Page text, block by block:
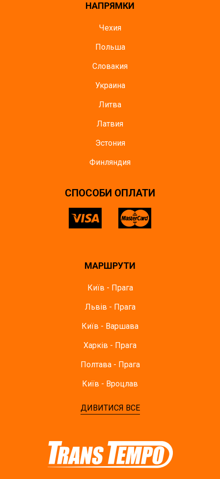
НАПРЯМКИ
Чехия
Польша
Словакия
Украина
Литва
Латвия
Эстония
Финляндия
СПОСОБИ ОПЛАТИ
МАРШРУТИ
Київ - Прага
Львів - Прага
Київ - Варшава
Харків - Прага
Полтава - Прага
Київ - Вроцлав
ДИВИТИСЯ ВСЕ